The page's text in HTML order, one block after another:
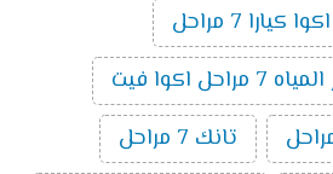
كيارا 7 مراحل
اكوا فيت
تانك 7 مراحل